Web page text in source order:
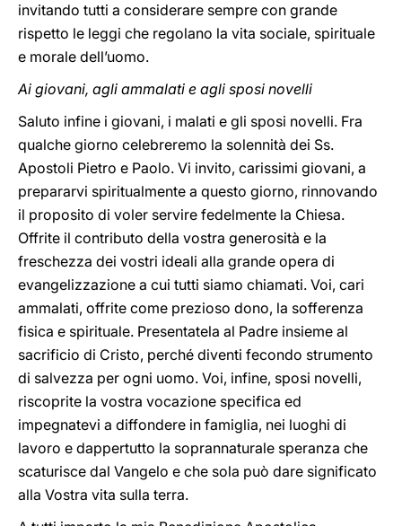
invitando tutti a considerare sempre con grande
rispetto le leggi che regolano la vita sociale, spirituale
e morale dell’uomo.
Ai giovani, agli ammalati e agli sposi novelli
Saluto infine i giovani, i malati e gli sposi novelli. Fra
qualche giorno celebreremo la solennità dei Ss.
Apostoli Pietro e Paolo. Vi invito, carissimi giovani, a
prepararvi spiritualmente a questo giorno, rinnovando
il proposito di voler servire fedelmente la Chiesa.
Offrite il contributo della vostra generosità e la
freschezza dei vostri ideali alla grande opera di
evangelizzazione a cui tutti siamo chiamati. Voi, cari
ammalati, offrite come prezioso dono, la sofferenza
fisica e spirituale. Presentatela al Padre insieme al
sacrificio di Cristo, perché diventi fecondo strumento
di salvezza per ogni uomo. Voi, infine, sposi novelli,
riscoprite la vostra vocazione specifica ed
impegnatevi a diffondere in famiglia, nei luoghi di
lavoro e dappertutto la soprannaturale speranza che
scaturisce dal Vangelo e che sola può dare significato
alla Vostra vita sulla terra.